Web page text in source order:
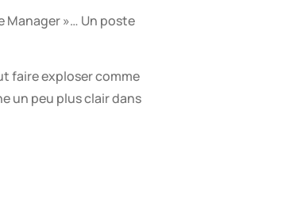
Manager »… Un poste
faire exploser comme
un peu plus clair dans